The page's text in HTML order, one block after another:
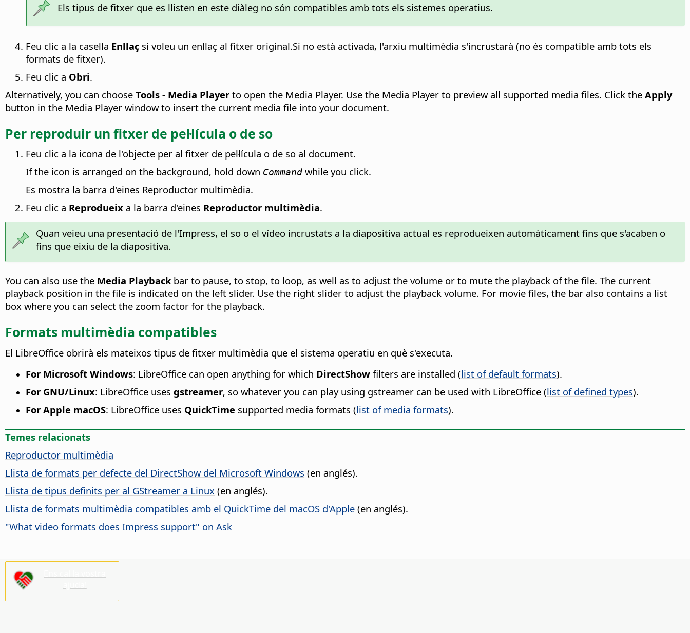
Els tipus de fitxer que es llisten en este diàleg no són compatibles amb tots els sistemes operatius.
Feu clic a la casella Enllaç si voleu un enllaç al fitxer original.Si no està activada, l'arxiu multimèdia s'incrustarà (no és compatible amb tots els
formats de fitxer).
Feu clic a Obri.
Alternatively, you can choose Tools - Media Player to open the Media Player. Use the Media Player to preview all supported media files. Click the Apply
button in the Media Player window to insert the current media file into your document.
Per reproduir un fitxer de pel·lícula o de so
Feu clic a la icona de l'objecte per al fitxer de pel·lícula o de so al document.
If the icon is arranged on the background, hold down Command while you click.
Es mostra la barra d'eines Reproductor multimèdia.
Feu clic a Reprodueix a la barra d'eines Reproductor multimèdia.
Quan veieu una presentació de l'Impress, el so o el vídeo incrustats a la diapositiva actual es reprodueixen automàticament fins que s'acaben o
fins que eixiu de la diapositiva.
You can also use the Media Playbackbar to pause, to stop, to loop, as well as to adjust the volume or to mute the playback of the file. The current
playback position in the file is indicated on the left slider. Use the right slider to adjust the playback volume. For movie files, the bar also contains a list
box where you can select the zoom factor for the playback.
Formats multimèdia compatibles
El LibreOffice obrirà els mateixos tipus de fitxer multimèdia que el sistema operatiu en què s'executa.
For Microsoft Windows: LibreOffice can open anything for which DirectShow filters are installed (list of default formats).
For GNU/Linux: LibreOffice uses gstreamer, so whatever you can play using gstreamer can be used with LibreOffice (list of defined types).
For Apple macOS: LibreOffice uses QuickTime supported media formats (list of media formats).
Temes relacionats
Reproductor multimèdia
Llista de formats per defecte del DirectShow del Microsoft Windows (en anglés).
Llista de tipus definits per al GStreamer a Linux (en anglés).
Llista de formats multimèdia compatibles amb el QuickTime del macOS d'Apple (en anglés).
"What video formats does Impress support" on Ask